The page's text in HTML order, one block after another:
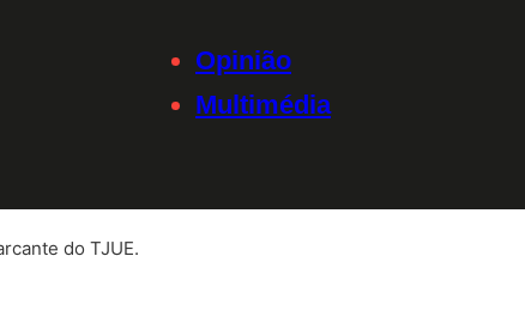
Opinião
Multimédia
do TJUE.